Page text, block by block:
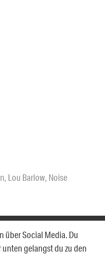
, Lou Barlow, Noise
über Social Media. Du
unten gelangst du zu den